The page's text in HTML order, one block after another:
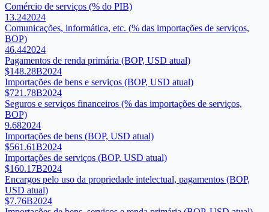
Comércio de serviços (% do PIB)
13.242024
Comunicações, informática, etc. (% das importações de serviços,
BOP)
46.442024
Pagamentos de renda primária (BOP, USD atual)
$148.28B2024
Importações de bens e serviços (BOP, USD atual)
$721.78B2024
Seguros e serviços financeiros (% das importações de serviços,
BOP)
9.682024
Importações de bens (BOP, USD atual)
$561.61B2024
Importações de serviços (BOP, USD atual)
$160.17B2024
Encargos pelo uso da propriedade intelectual, pagamentos (BOP,
USD atual)
$7.76B2024